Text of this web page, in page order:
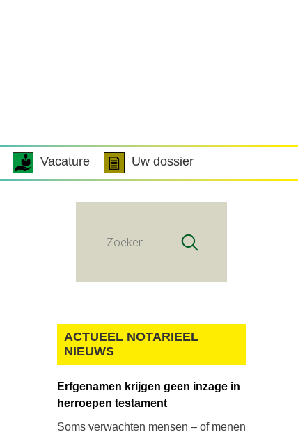
Vacature Uw dossier
Zoeken
ACTUEEL NOTARIEEL
NIEUWS
Erfgenamen krijgen geen inzage in
herroepen testament
Soms verwachten mensen – of menen